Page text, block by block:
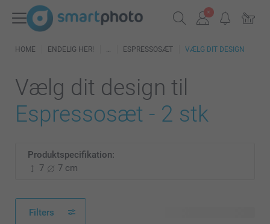
HOME ENDELIG HER! ESPRESSOSÆT VÆLG DIT DESIGN
Vælg dit design til
Espressosæt - 2 stk
Produktspecifikation:
7
7 cm
Filters